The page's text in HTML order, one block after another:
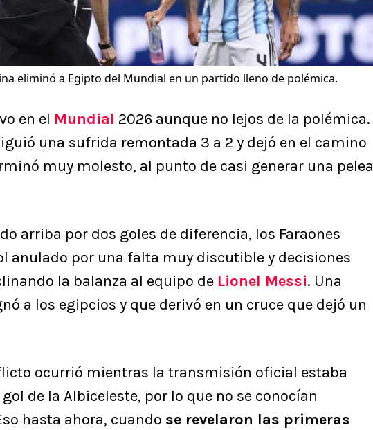
eliminó a Egipto del Mundial en un partido lleno de polémica.
en el Mundial 2026 aunque no lejos de la polémica.
una sufrida remontada 3 a 2 y dejó en el camino
muy molesto, al punto de casi generar una pelea
arriba por dos goles de diferencia, los Faraones
anulado por una falta muy discutible y decisiones
la balanza al equipo de Lionel Messi. Una
a los egipcios y que derivó en un cruce que dejó un
ocurrió mientras la transmisión oficial estaba
de la Albiceleste, por lo que no se conocían
hasta ahora, cuando se revelaron las primeras